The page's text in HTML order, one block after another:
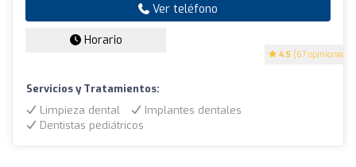
4.5 (67 opiniones)
Ver teléfono
Horario
Servicios y Tratamientos:
Limpieza dental
Implantes dentales
Dentistas pediátricos